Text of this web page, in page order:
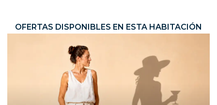
OFERTAS DISPONIBLES EN ESTA HABITACIÓN